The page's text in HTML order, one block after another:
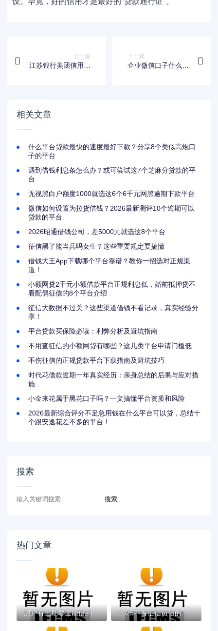
上一篇
江苏银行美团信用卡
下一篇
企业微信口子什么意
相关文章
什么平台贷款最快的速度最好下款？分享8个类似高炮口
子的平台
遇到借钱利息条怎么办？或可尝试这7个芝麻分贷款的平
台
无视黑白户额度1000就选这6个6千元网黑逾期下款平台
微信如何设置为拉货借钱？2026最新测评10个逾期可以
贷款的平台
2026昭通借钱公司，差5000元就选这8个平台
征信黑了能当兵吗女生？这些重要规定要搞懂
借钱大王App下载哪个平台靠谱？教你一招选对正规渠
道！
小额网贷2千元小额借款平台正规利息低，婚前抵押贷不
看配偶征信的8个平台介绍
征信大数据不过关？这些渠道借钱不看记录，真实经验分
享！
平台贷款买保险必读：利弊分析及避坑指南
不用查征信的小额网贷有哪些？这几类平台申请门槛低
不伤征信的正规贷款平台下载指南及避坑技巧
时代花借款逾期一年真实经历：亲身总结的后果与应对措
施
小金来花属于黑花口子吗？一文搞懂平台资质和风险
2026最新综合评分不足急用钱在什么平台可以贷，总结十
个跟安逸花差不多的平台！
搜索
热门文章
黑户有逾期哪里能借到钱啊急用！看这5个黑户... 2025不看征信负债的网贷百分百下款，最新5个...